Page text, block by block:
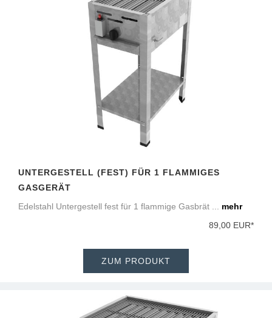
UNTERGESTELL (FEST) FÜR 1 FLAMMIGES
GASGERÄT
Edelstahl Untergestell fest für 1 flammige Gasbrät ... mehr
89,00 EUR*
ZUM PRODUKT